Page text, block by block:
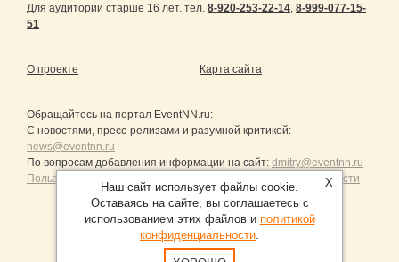
Для аудитории старше 16 лет. тел. 8-920-253-22-14, 8-999-077-15-
51
О проекте Карта сайта
Обращайтесь на портал EventNN.ru:
С новостями, пресс-релизами и разумной критикой:
news@eventnn.ru
По вопросам добавления информации на сайт: dmitry@eventnn.ru
Пользовательское Соглашение и политика конфиденциальности
Продвижение сайтов Санкт-Петербург
X
Наш сайт использует файлы cookie.
Оставаясь на сайте, вы соглашаетесь с
использованием этих файлов и политикой
конфиденциальности.